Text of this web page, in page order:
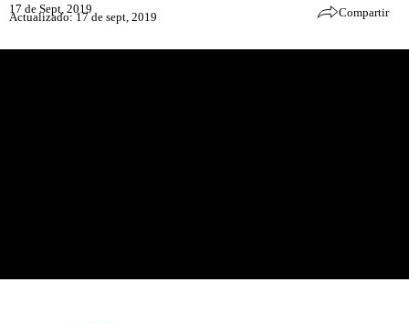
17 de Sept, 2019
Actualizado: 17 de sept, 2019 Compartir